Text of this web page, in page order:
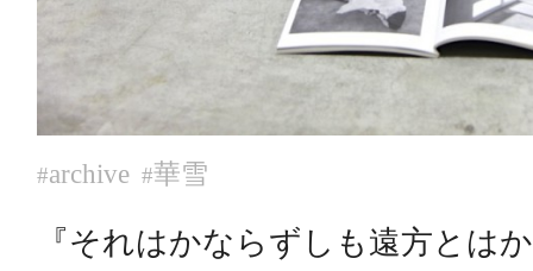
#archive #華雪
『それはかならずしも遠方とは